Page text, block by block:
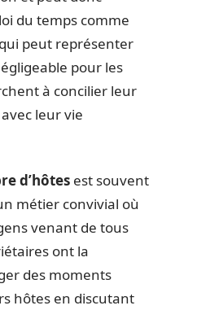
du temps comme
peut représenter
pour les
à concilier leur
leur vie
d’hôtes est souvent
métier convivial où
venant de tous
ont la
des moments
hôtes en discutant